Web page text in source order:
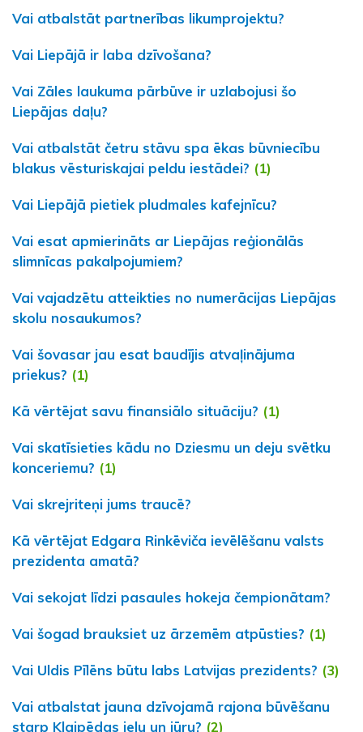
Vai atbalstāt partnerības likumprojektu?
Vai Liepājā ir laba dzīvošana?
Vai Zāles laukuma pārbūve ir uzlabojusi šo
Liepājas daļu?
Vai atbalstāt četru stāvu spa ēkas būvniecību
blakus vēsturiskajai peldu iestādei? (1)
Vai Liepājā pietiek pludmales kafejnīcu?
Vai esat apmierināts ar Liepājas reģionālās
slimnīcas pakalpojumiem?
Vai vajadzētu atteikties no numerācijas Liepājas
skolu nosaukumos?
Vai šovasar jau esat baudījis atvaļinājuma
priekus? (1)
Kā vērtējat savu finansiālo situāciju? (1)
Vai skatīsieties kādu no Dziesmu un deju svētku
konceriemu? (1)
Vai skrejriteņi jums traucē?
Kā vērtējat Edgara Rinkēviča ievēlēšanu valsts
prezidenta amatā?
Vai sekojat līdzi pasaules hokeja čempionātam?
Vai šogad brauksiet uz ārzemēm atpūsties? (1)
Vai Uldis Pīlēns būtu labs Latvijas prezidents? (3)
Vai atbalstat jauna dzīvojamā rajona būvēšanu
starp Klaipēdas ielu un jūru? (2)